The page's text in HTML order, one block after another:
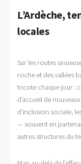
L’Ardèche,
locales
Sur les routes
roche et des vallées
tricote chaque jour :
d’accueil de
d’inclusion sociale,
— souvent en
autres structures du